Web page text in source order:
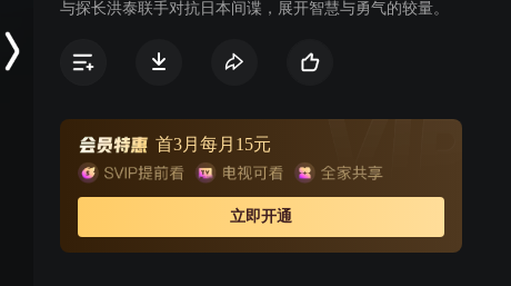
与探长洪泰联手对抗日本间谍，展开智慧与勇气的较量。
首3月每月15元
立即开通